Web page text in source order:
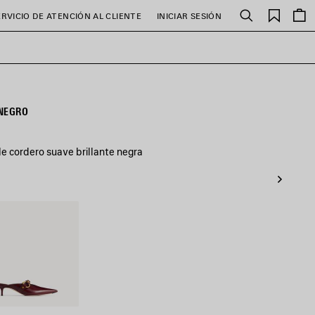
DE ATENCIÓN AL CLIENTE INICIAR SESIÓN Buscar
cordero suave brillante negra